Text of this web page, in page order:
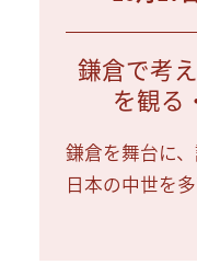
鎌倉で考
を観る
鎌倉を舞台に
日本の中世を